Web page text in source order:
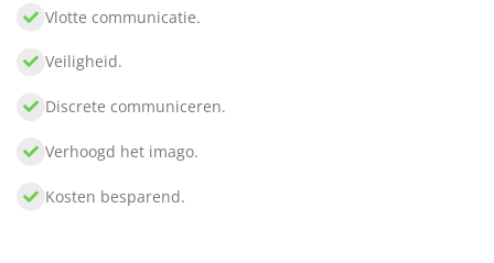
Vlotte communicatie.
Veiligheid.
Discrete communiceren.
Verhoogd het imago.
Kosten besparend.